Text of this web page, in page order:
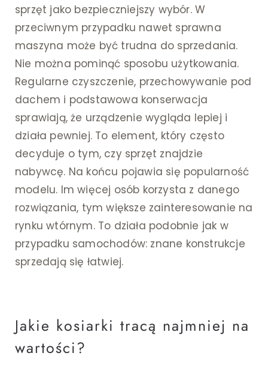
sprzęt jako bezpieczniejszy wybór. W
przeciwnym przypadku nawet sprawna
maszyna może być trudna do sprzedania.
Nie można pominąć sposobu użytkowania.
Regularne czyszczenie, przechowywanie pod
dachem i podstawowa konserwacja
sprawiają, że urządzenie wygląda lepiej i
działa pewniej. To element, który często
decyduje o tym, czy sprzęt znajdzie
nabywcę. Na końcu pojawia się popularność
modelu. Im więcej osób korzysta z danego
rozwiązania, tym większe zainteresowanie na
rynku wtórnym. To działa podobnie jak w
przypadku samochodów: znane konstrukcje
sprzedają się łatwiej.
Jakie kosiarki tracą najmniej na
wartości?